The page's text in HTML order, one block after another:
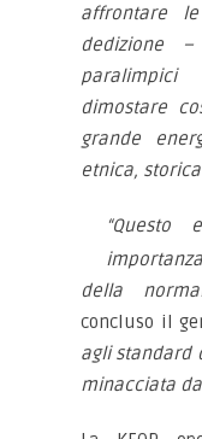
affrontare
dedizione
paralimpici
dimostare
grande
etnica,
“Questo
della
concluso il
agli standard
minacciata